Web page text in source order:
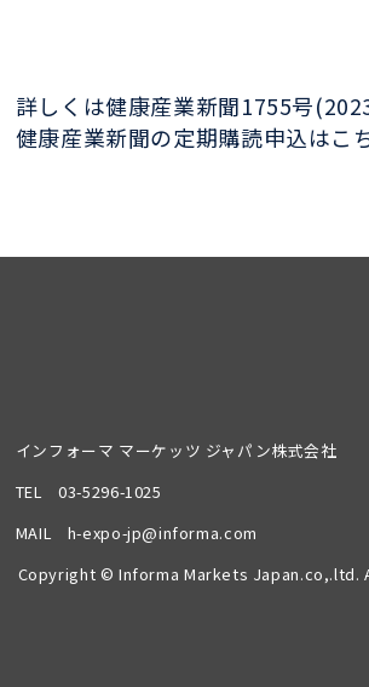
詳しくは健康産業新聞1755号
健康産業新聞の定期購読申込はこ
インフォーマ マーケッツ ジャパン株式会社
TEL03-5296-1025
MAIL h-expo-jp@informa.com
Copyright © Informa Markets Japan.co,.ltd.